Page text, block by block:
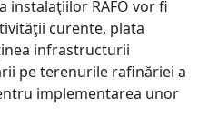
instalaţiilor RAFO vor fi
curente, plata
infrastructurii
pe terenurile rafinăriei a
implementarea unor